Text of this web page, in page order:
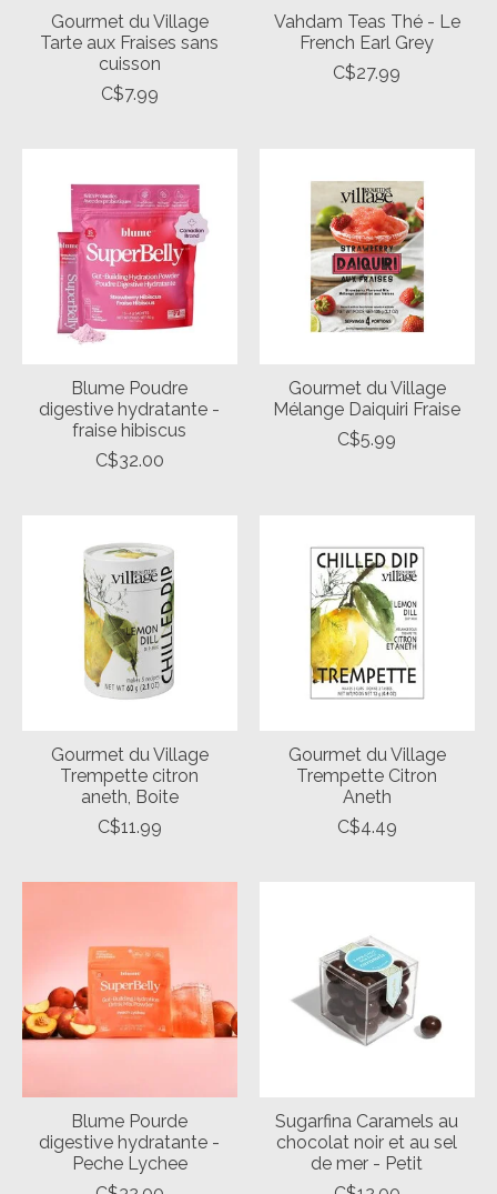
Gourmet du Village
Tarte aux Fraises sans
cuisson
C$7.99
Vahdam Teas Thé - Le
French Earl Grey
C$27.99
Blume Poudre
digestive hydratante -
fraise hibiscus
C$32.00
Gourmet du Village
Mélange Daiquiri Fraise
C$5.99
Gourmet du Village
Trempette citron
aneth, Boite
C$11.99
Gourmet du Village
Trempette Citron
Aneth
C$4.49
Blume Pourde
digestive hydratante -
Peche Lychee
Sugarfina Caramels au
chocolat noir et au sel
de mer - Petit